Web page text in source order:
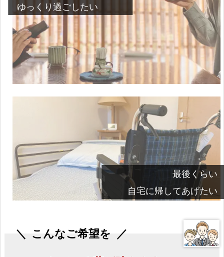
ゆっくり過ごしたい
最後くらい
自宅に帰してあげたい
こんなご希望を